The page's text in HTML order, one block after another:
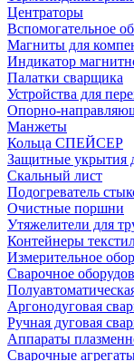
Центраторы
Вспомогательное
Магниты для
Индикатор
Палатки сварщика
Устройства для
Опорно-
Манжеты
Кольца СПЕЙСЕР
Защитные укрытия
Скальный лист
Подогреватель
Очистные поршни
Утяжелители для
Контейнеры
Измерительное
Сварочное
Аргонодуговая
Ручная дуговая
Аппараты
Сварочные